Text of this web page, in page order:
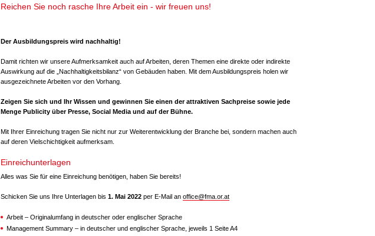
Reichen Sie noch rasche Ihre Arbeit ein - wir freuen uns!
Der Ausbildungspreis wird nachhaltig!
Damit richten wir unsere Aufmerksamkeit auch auf Arbeiten, deren Themen eine direkte oder indirekte
Auswirkung auf die „Nachhaltigkeitsbilanz“ von Gebäuden haben. Mit dem Ausbildungspreis holen wir
ausgezeichnete Arbeiten vor den Vorhang.
Zeigen Sie sich und Ihr Wissen und gewinnen Sie einen der attraktiven Sachpreise sowie jede
Menge Publicity über Presse, Social Media und auf der Bühne.
Mit Ihrer Einreichung tragen Sie nicht nur zur Weiterentwicklung der Branche bei, sondern machen auch
auf deren Vielschichtigkeit aufmerksam.
Einreichunterlagen
Alles was Sie für eine Einreichung benötigen, haben Sie bereits!
Schicken Sie uns Ihre Unterlagen bis 1. Mai 2022 per E-Mail an office@fma.or.at
Arbeit – Originalumfang in deutscher oder englischer Sprache
Management Summary – in deutscher und englischer Sprache, jeweils 1 Seite A4